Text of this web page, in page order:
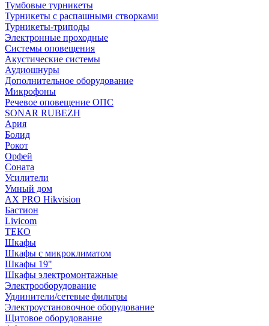
Тумбовые турникеты
Турникеты с распашными створками
Турникеты-триподы
Электронные проходные
Системы оповещения
Акустические системы
Аудиошнуры
Дополнительное оборудование
Микрофоны
Речевое оповещение ОПС
SONAR RUBEZH
Ария
Болид
Рокот
Орфей
Соната
Усилители
Умный дом
AX PRO Hikvision
Бастион
Livicom
ТЕКО
Шкафы
Шкафы с микроклиматом
Шкафы 19"
Шкафы электромонтажные
Электрооборудование
Удлинители/сетевые фильтры
Электроустановочное оборудование
Щитовое оборудование